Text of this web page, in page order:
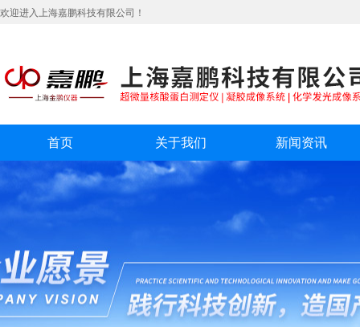
欢迎进入上海嘉鹏科技有限公司！
首页 关于我们 新闻资讯